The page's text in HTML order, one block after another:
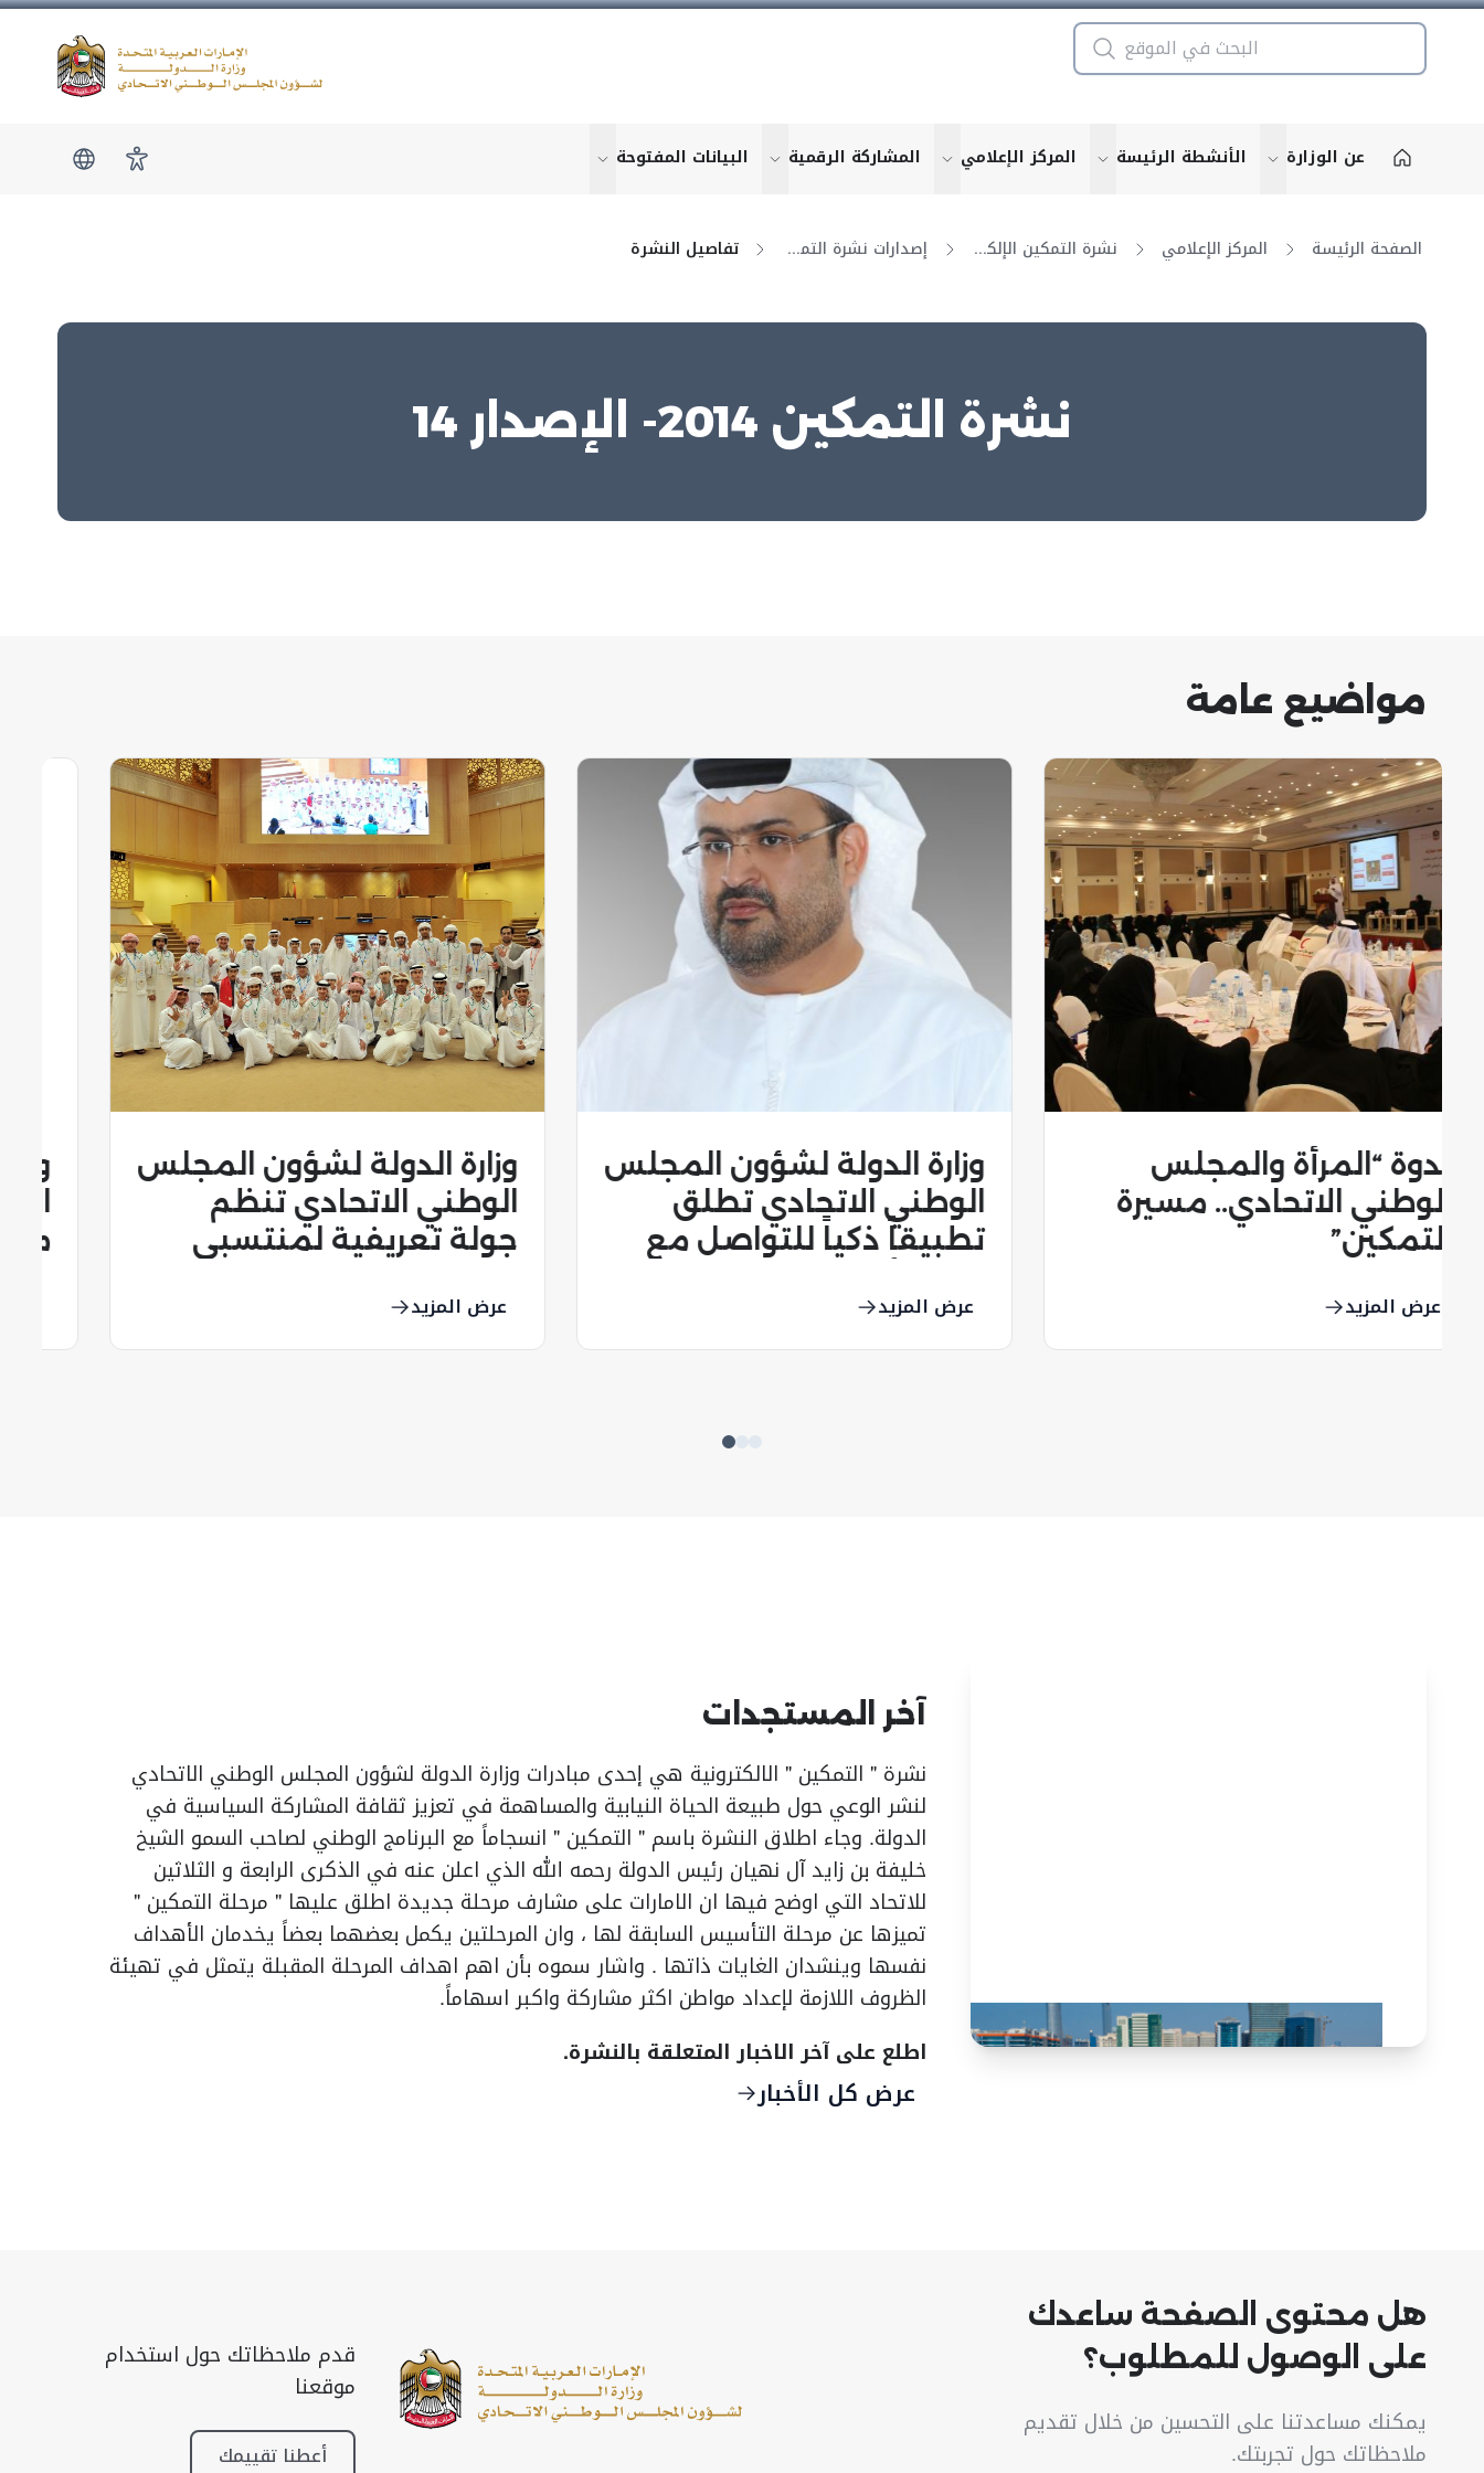
عن الوزارة show submenu for "More"
الأنشطة الرئيسة show submenu for "More"
المركز الإعلامي show submenu for "More"
المشاركة الرقمية show submenu for "More"
البيانات المفتوحة show submenu for "More" امكانية الوصول
الصفحة الرئيسة المركز الإعلامي نشرة التمكين الإلكترونية إصدارات نشرة التمكين تفاصيل النشرة
نشرة التمكين 2014- الإصدار 14
مواضيع عامة
وزارة الدولة لشؤون المجلس
الوطني الاتحادي تنظم
جولة تعريفية لمنتسبى
القادة إلى المجلس الوطني
الاتحادي
عرض المزيد
وزارة الدولة لشؤون المجلس
الوطني الاتحادي توقع
مذكرة تفاهم مع الاتحاد
عرض المزيد
وزارة الدولة لشؤون المجلس
الوطني تنظم محاضرة
توعوية لطالبات جامعة زايد
عرض المزيد
آخر المستجدات
نشرة " التمكين " الالكترونية هي إحدى مبادرات وزارة الدولة لشؤون المجلس الوطني الاتحادي
لنشر الوعي حول طبيعة الحياة النيابية والمساهمة في تعزيز ثقافة المشاركة السياسية في
الدولة. وجاء اطلاق النشرة باسم " التمكين " انسجاماً مع البرنامج الوطني لصاحب السمو الشيخ
خليفة بن زايد آل نهيان رئيس الدولة رحمه الله الذي اعلن عنه في الذكرى الرابعة و الثلاثين
للاتحاد التي اوضح فيها ان الامارات على مشارف مرحلة جديدة اطلق عليها " مرحلة التمكين "
تميزها عن مرحلة التأسيس السابقة لها ، وان المرحلتين يكمل بعضهما بعضاً يخدمان الأهداف
نفسها وينشدان الغايات ذاتها . واشار سموه بأن اهم اهداف المرحلة المقبلة يتمثل في تهيئة
الظروف اللازمة لإعداد مواطن اكثر مشاركة واكبر اسهاماً.
اطلع على آخر الاخبار المتعلقة بالنشرة.
عرض كل الأخبار
هل محتوى الصفحة ساعدك
على الوصول للمطلوب؟
يمكنك مساعدتنا على التحسين من خلال تقديم
ملاحظاتك حول تجربتك.
قدم ملاحظاتك حول استخدام
موقعنا
أعطنا تقييمك